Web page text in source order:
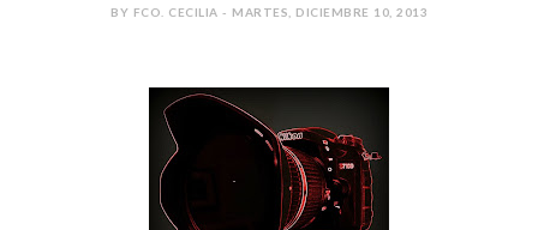
BY FCO. CECILIA - MARTES, DICIEMBRE 10, 2013